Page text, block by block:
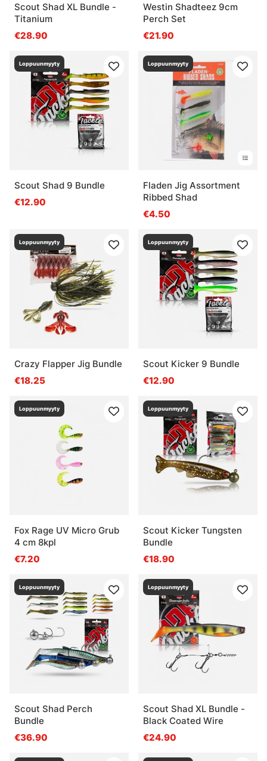
Scout Shad XL Bundle -
Titanium
€28.90
Westin Shadteez 9cm
Perch Set
€21.90
Loppuunmyyty
Scout Shad 9 Bundle
€12.90
Loppuunmyyty
Fladen Jig Assortment
Ribbed Shad
€4.50
Loppuunmyyty
Crazy Flapper Jig Bundle
€18.25
Loppuunmyyty
Scout Kicker 9 Bundle
€12.90
Loppuunmyyty
Fox Rage UV Micro Grub
4 cm 8kpl
€7.20
Loppuunmyyty
Scout Kicker Tungsten
Bundle
€18.90
Loppuunmyyty
Scout Shad Perch
Bundle
€36.90
Loppuunmyyty
Scout Shad XL Bundle -
Black Coated Wire
€24.90